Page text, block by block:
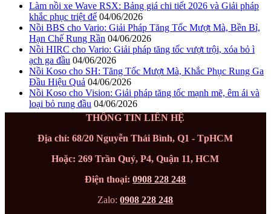
Làm nồi xe Wave RSX: Bảng giá chi tiết 2026 và Giải pháp
khắc phục triệt để 04/06/2026
Nồi BBS cho Vario: Giải Pháp Tăng Tốc Mượt Mà, Bền Bỉ,
Hạn Chế Rung Rần 04/06/2026
Nồi HIRC cho Vario: Giải pháp tăng tốc vượt trội, xóa bỏ ì
ạch ga đầu 04/06/2026
Nồi Koso cho SH: Tăng Tốc Mượt Mà, Khắc Phục Rung Ga
Đầu Hiệu Quả 04/06/2026
Nồi Koso cho Vision: Giải pháp tăng tốc mạnh mẽ, êm ái và
loại bỏ rung đầu 04/06/2026
THÔNG TIN LIÊN HỆ
Địa chỉ: 68/20 Nguyễn Thái Bình, Q1 - TpHCM
Hoặc: 269 Trần Quý, P4, Quận 11, HCM
Điện thoại:0908 228 248
Zalo:0908 228 248